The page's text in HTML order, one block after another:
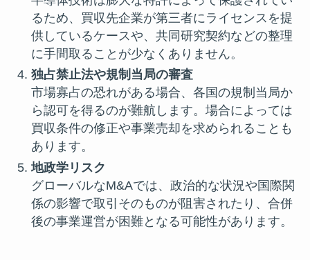
るため、買収先企業が第三者にライセンスを提
供しているケースや、共同研究契約などの整理
に手間取ることが少なくありません。
独占禁止法や規制当局の審査
市場寡占の恐れがある場合、各国の規制当局か
ら認可を得るのが難航します。場合によっては
買収条件の修正や事業売却を求められることも
あります。
地政学リスク
グローバルなM&Aでは、政治的な状況や国際関
係の影響で取引そのものが阻害されたり、合併
後の事業運営が困難となる可能性があります。